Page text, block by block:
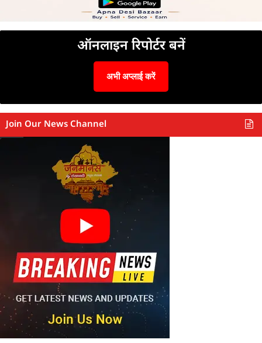
ऑनलाइन रिपोर्टर बनें
अभी अप्लाई करें
Join Our News Channel